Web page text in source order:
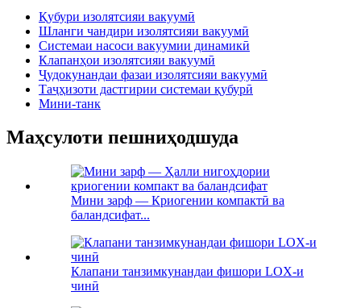
Қубури изолятсияи вакуумӣ
Шланги чандири изолятсияи вакуумӣ
Системаи насоси вакуумии динамикӣ
Клапанҳои изолятсияи вакуумӣ
Ҷудокунандаи фазаи изолятсияи вакуумӣ
Таҷҳизоти дастгирии системаи қубурӣ
Мини-танк
Маҳсулоти пешниҳодшуда
Мини зарф — Криогении компактӣ ва
баландсифат...
Клапани танзимкунандаи фишори LOX-и
чинӣ